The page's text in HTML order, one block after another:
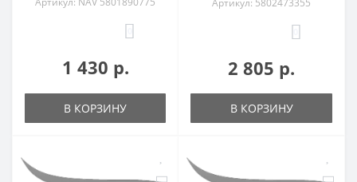
1 430 р.
В КОРЗИНУ
2 805 р.
В КОРЗИНУ